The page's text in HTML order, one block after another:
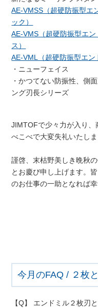
AE-VMSS（超硬防振型エ
ック）
AE-VMS（超硬防振型エ
ス）
AE-VML（超硬防振型エン
・ニューフェイス
・かつてない防振性、側
ング刃長シリーズ
JIMTOFで少々力が入り
べこべで大変失礼いたし
謹啓、末枯野美しき晩秋
とお慶び申し上げます。
のお仕事の一助となれば幸
今月のFAQ / ２枚
【Q】 エンドミル２枚刃